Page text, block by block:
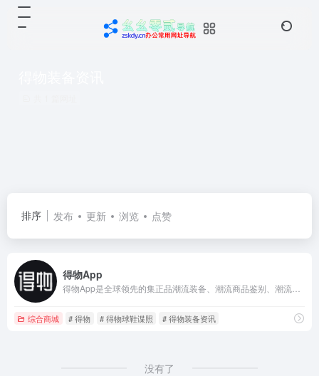
排序 发布 更新 浏览 点赞
得物App
综合商城 # 得物 # 得物球鞋谍照 # 得物装备资讯
没有了